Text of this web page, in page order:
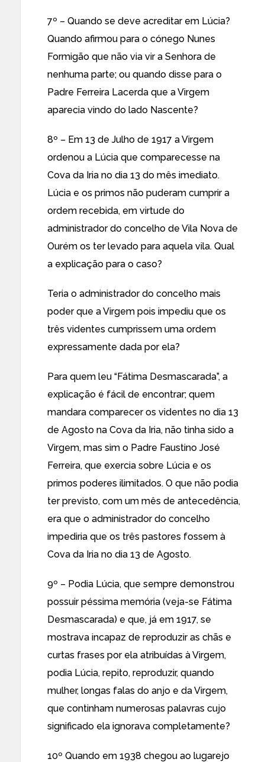
7º – Quando se deve acreditar em Lúcia?
Quando afirmou para o cónego Nunes
Formigão que não via vir a Senhora de
nenhuma parte; ou quando disse para o
Padre Ferreira Lacerda que a Virgem
aparecia vindo do lado Nascente?
8º – Em 13 de Julho de 1917 a Virgem
ordenou a Lúcia que comparecesse na
Cova da Iria no dia 13 do mês imediato.
Lúcia e os primos não puderam cumprir a
ordem recebida, em virtude do
administrador do concelho de Vila Nova de
Ourém os ter levado para aquela vila. Qual
a explicação para o caso?
Teria o administrador do concelho mais
poder que a Virgem pois impediu que os
três videntes cumprissem uma ordem
expressamente dada por ela?
Para quem leu “Fátima Desmascarada”, a
explicação é fácil de encontrar; quem
mandara comparecer os videntes no dia 13
de Agosto na Cova da Iria, não tinha sido a
Virgem, mas sim o Padre Faustino José
Ferreira, que exercia sobre Lúcia e os
primos poderes ilimitados. O que não podia
ter previsto, com um mês de antecedência,
era que o administrador do concelho
impediria que os três pastores fossem à
Cova da Iria no dia 13 de Agosto.
9º – Podia Lúcia, que sempre demonstrou
possuir péssima memória (veja-se Fátima
Desmascarada) e que, já em 1917, se
mostrava incapaz de reproduzir as chãs e
curtas frases por ela atribuídas à Virgem,
podia Lúcia, repito, reproduzir, quando
mulher, longas falas do anjo e da Virgem,
que continham numerosas palavras cujo
significado ela ignorava completamente?
10º Quando em 1938 chegou ao lugarejo